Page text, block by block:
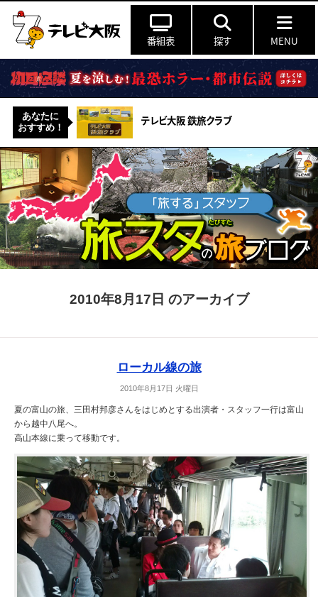
番組表 探す MENU
あなたに
おすすめ！
テレビ大阪 鉄旅クラブ
2010年8月17日 のアーカイブ
ローカル線の旅
2010年8月17日 火曜日
夏の富山の旅、三田村邦彦さんをはじめとする出演者・スタッフ一行は富山
から越中八尾へ。
高山本線に乗って移動です。